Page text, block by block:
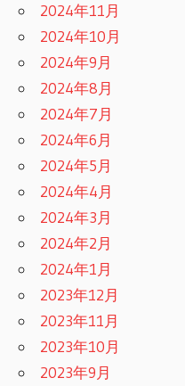
2024年11月
2024年10月
2024年9月
2024年8月
2024年7月
2024年6月
2024年5月
2024年4月
2024年3月
2024年2月
2024年1月
2023年12月
2023年11月
2023年10月
2023年9月